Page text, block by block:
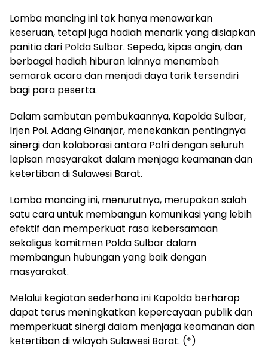
Lomba mancing ini tak hanya menawarkan
keseruan, tetapi juga hadiah menarik yang disiapkan
panitia dari Polda Sulbar. Sepeda, kipas angin, dan
berbagai hadiah hiburan lainnya menambah
semarak acara dan menjadi daya tarik tersendiri
bagi para peserta.
Dalam sambutan pembukaannya, Kapolda Sulbar,
Irjen Pol. Adang Ginanjar, menekankan pentingnya
sinergi dan kolaborasi antara Polri dengan seluruh
lapisan masyarakat dalam menjaga keamanan dan
ketertiban di Sulawesi Barat.
Lomba mancing ini, menurutnya, merupakan salah
satu cara untuk membangun komunikasi yang lebih
efektif dan memperkuat rasa kebersamaan
sekaligus komitmen Polda Sulbar dalam
membangun hubungan yang baik dengan
masyarakat.
Melalui kegiatan sederhana ini Kapolda berharap
dapat terus meningkatkan kepercayaan publik dan
memperkuat sinergi dalam menjaga keamanan dan
ketertiban di wilayah Sulawesi Barat. (*)